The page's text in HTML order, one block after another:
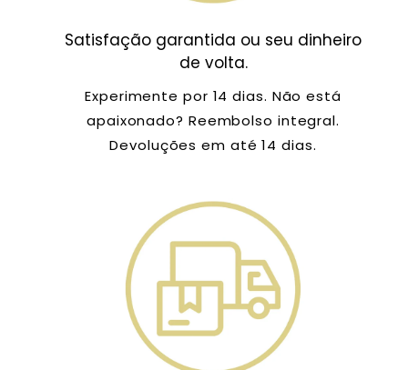
Satisfação garantida ou seu dinheiro
de volta.
Experimente por 14 dias. Não está
apaixonado? Reembolso integral.
Devoluções em até 14 dias.